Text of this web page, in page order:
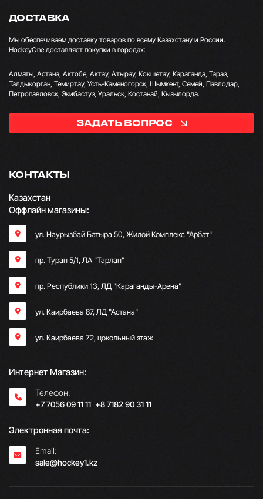
КОНТАКТЫ
Казахстан
Оффлайн магазины:
ул. Наурызбай Батыра 50, Жилой Комплекс "Арбат"
пр. Туран 5/1, ЛА "Тарлан"
пр. Республики 13, ​ЛД "Караганды-Арена"
ул. Каирбаева 87, ЛД "Астана"
ул. Каирбаева 72, цокольный этаж
Интернет Магазин:
Телефон:
+7 7056 09 11 11; +8 7182 90 31 11
Электронная почта:
Email:
sale@hockey1.kz
ДОСТАВКА
Мы обеспечиваем доставку товаров по всему Казахстану и России.
HockeyOne доставляет покупки в городах:
Алматы, Астана, Актобе, Актау, Атырау, Кокшетау, Караганда, Тараз,
Талдыкорган, Темиртау, Усть-Каменогорск, Шымкент, Семей, Павлодар,
Петропавловск, Экибастуз, Уральск, Костанай, Кызылорда.
ЗАДАТЬ ВОПРОС